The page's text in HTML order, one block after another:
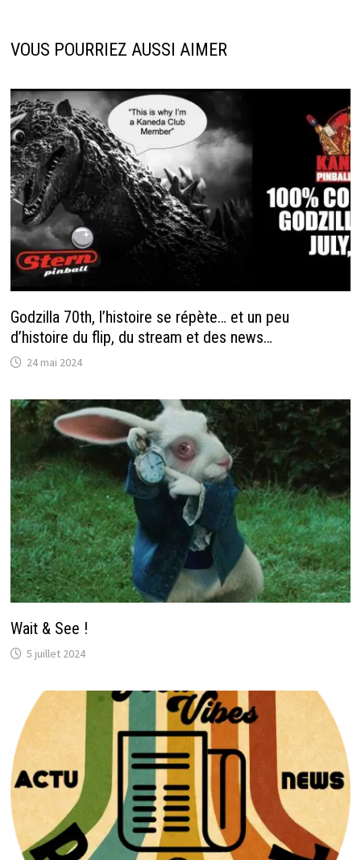
VOUS POURRIEZ AUSSI AIMER
Godzilla 70th, l’histoire se répète… et un peu
d’histoire du flip, du stream et des news…
24 mai 2024
Wait & See !
5 juillet 2024